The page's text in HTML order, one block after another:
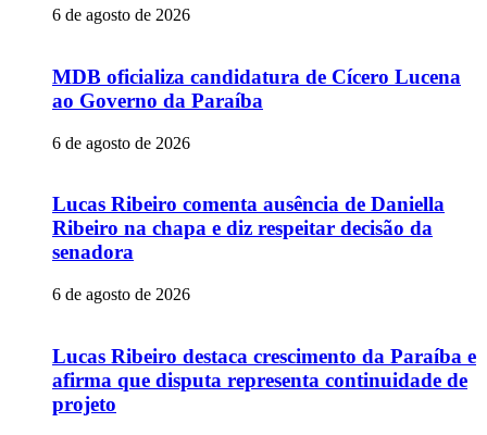
6 de agosto de 2026
MDB oficializa candidatura de Cícero Lucena
ao Governo da Paraíba
6 de agosto de 2026
Lucas Ribeiro comenta ausência de Daniella
Ribeiro na chapa e diz respeitar decisão da
senadora
6 de agosto de 2026
Lucas Ribeiro destaca crescimento da Paraíba e
afirma que disputa representa continuidade de
projeto